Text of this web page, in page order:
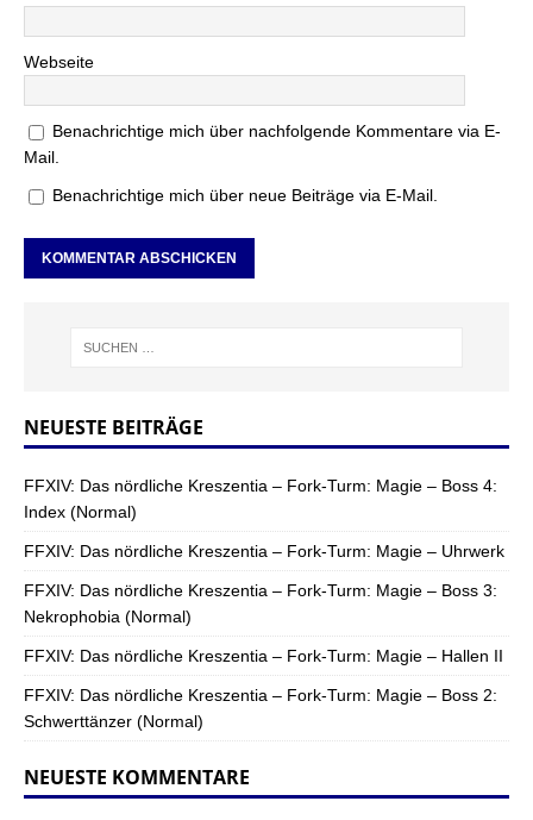
Webseite
Benachrichtige mich über nachfolgende Kommentare via E-
Mail.
Benachrichtige mich über neue Beiträge via E-Mail.
NEUESTE BEITRÄGE
FFXIV: Das nördliche Kreszentia – Fork-Turm: Magie – Boss 4:
Index (Normal)
FFXIV: Das nördliche Kreszentia – Fork-Turm: Magie – Uhrwerk
FFXIV: Das nördliche Kreszentia – Fork-Turm: Magie – Boss 3:
Nekrophobia (Normal)
FFXIV: Das nördliche Kreszentia – Fork-Turm: Magie – Hallen II
FFXIV: Das nördliche Kreszentia – Fork-Turm: Magie – Boss 2:
Schwerttänzer (Normal)
NEUESTE KOMMENTARE